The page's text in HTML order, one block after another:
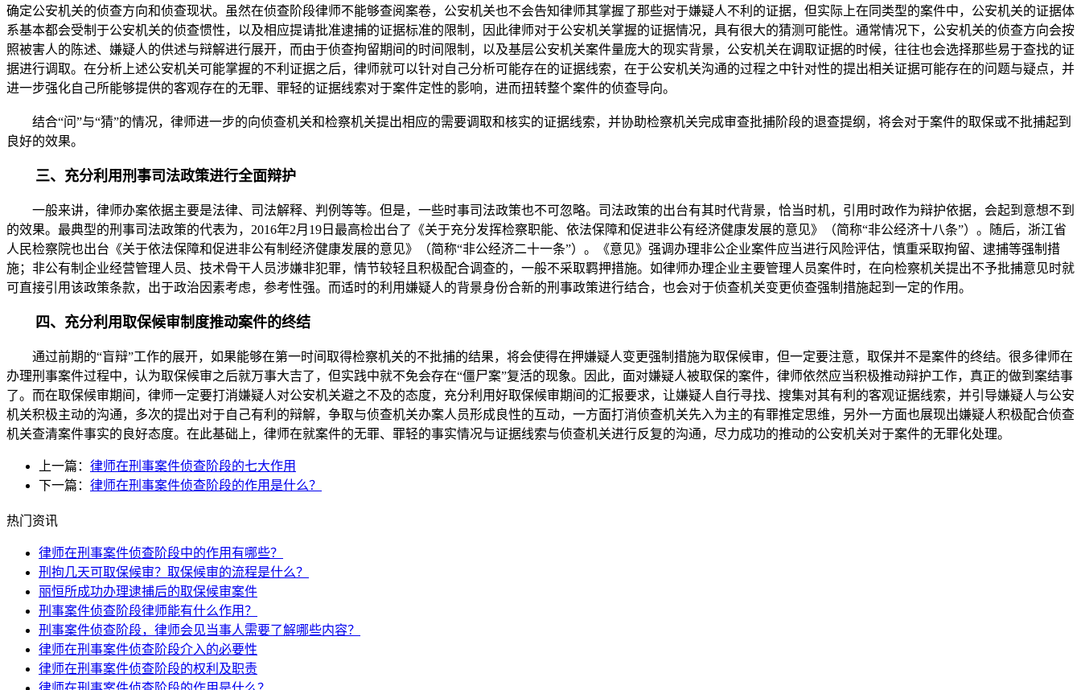
确定公安机关的侦查方向和侦查现状。虽然在侦查阶段律师不能够查阅案卷，公安机关也不会告知律师其掌握了那些对于嫌疑人不利的证据，但实际上在同类型的案件中，公安机关的证据体
系基本都会受制于公安机关的侦查惯性，以及相应提请批准逮捕的证据标准的限制，因此律师对于公安机关掌握的证据情况，具有很大的猜测可能性。通常情况下，公安机关的侦查方向会按
照被害人的陈述、嫌疑人的供述与辩解进行展开，而由于侦查拘留期间的时间限制，以及基层公安机关案件量庞大的现实背景，公安机关在调取证据的时候，往往也会选择那些易于查找的证
据进行调取。在分析上述公安机关可能掌握的不利证据之后，律师就可以针对自己分析可能存在的证据线索，在于公安机关沟通的过程之中针对性的提出相关证据可能存在的问题与疑点，并
进一步强化自己所能够提供的客观存在的无罪、罪轻的证据线索对于案件定性的影响，进而扭转整个案件的侦查导向。
结合“问”与“猜”的情况，律师进一步的向侦查机关和检察机关提出相应的需要调取和核实的证据线索，并协助检察机关完成审查批捕阶段的退查提纲，将会对于案件的取保或不批捕起到
良好的效果。
三、充分利用刑事司法政策进行全面辩护
一般来讲，律师办案依据主要是法律、司法解释、判例等等。但是，一些时事司法政策也不可忽略。司法政策的出台有其时代背景，恰当时机，引用时政作为辩护依据，会起到意想不到
的效果。最典型的刑事司法政策的代表为，2016年2月19日最高检出台了《关于充分发挥检察职能、依法保障和促进非公有经济健康发展的意见》（简称“非公经济十八条”）。随后，浙江省
人民检察院也出台《关于依法保障和促进非公有制经济健康发展的意见》（简称“非公经济二十一条”）。《意见》强调办理非公企业案件应当进行风险评估，慎重采取拘留、逮捕等强制措
施；非公有制企业经营管理人员、技术骨干人员涉嫌非犯罪，情节较轻且积极配合调查的，一般不采取羁押措施。如律师办理企业主要管理人员案件时，在向检察机关提出不予批捕意见时就
可直接引用该政策条款，出于政治因素考虑，参考性强。而适时的利用嫌疑人的背景身份合新的刑事政策进行结合，也会对于侦查机关变更侦查强制措施起到一定的作用。
四、充分利用取保候审制度推动案件的终结
通过前期的“盲辩”工作的展开，如果能够在第一时间取得检察机关的不批捕的结果，将会使得在押嫌疑人变更强制措施为取保候审，但一定要注意，取保并不是案件的终结。很多律师在
办理刑事案件过程中，认为取保候审之后就万事大吉了，但实践中就不免会存在“僵尸案”复活的现象。因此，面对嫌疑人被取保的案件，律师依然应当积极推动辩护工作，真正的做到案结事
了。而在取保候审期间，律师一定要打消嫌疑人对公安机关避之不及的态度，充分利用好取保候审期间的汇报要求，让嫌疑人自行寻找、搜集对其有利的客观证据线索，并引导嫌疑人与公安
机关积极主动的沟通，多次的提出对于自己有利的辩解，争取与侦查机关办案人员形成良性的互动，一方面打消侦查机关先入为主的有罪推定思维，另外一方面也展现出嫌疑人积极配合侦查
机关查清案件事实的良好态度。在此基础上，律师在就案件的无罪、罪轻的事实情况与证据线索与侦查机关进行反复的沟通，尽力成功的推动的公安机关对于案件的无罪化处理。
上一篇： 律师在刑事案件侦查阶段的七大作用
下一篇： 律师在刑事案件侦查阶段的作用是什么？
热门资讯
律师在刑事案件侦查阶段中的作用有哪些？
刑拘几天可取保候审？取保候审的流程是什么？
丽恒所成功办理逮捕后的取保候审案件
刑事案件侦查阶段律师能有什么作用？
刑事案件侦查阶段，律师会见当事人需要了解哪些内容？
律师在刑事案件侦查阶段介入的必要性
律师在刑事案件侦查阶段的权利及职责